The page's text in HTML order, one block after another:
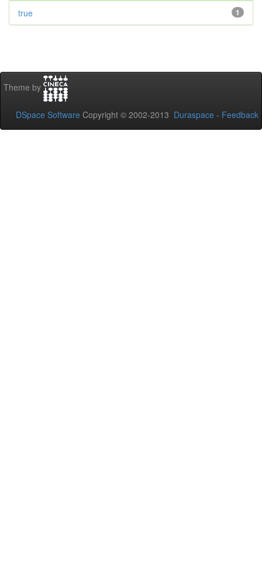
1
true
Theme by
DSpace Software Copyright © 2002-2013 Duraspace - Feedback